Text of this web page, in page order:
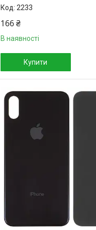
2233
166 ₴
В наявності
Купити